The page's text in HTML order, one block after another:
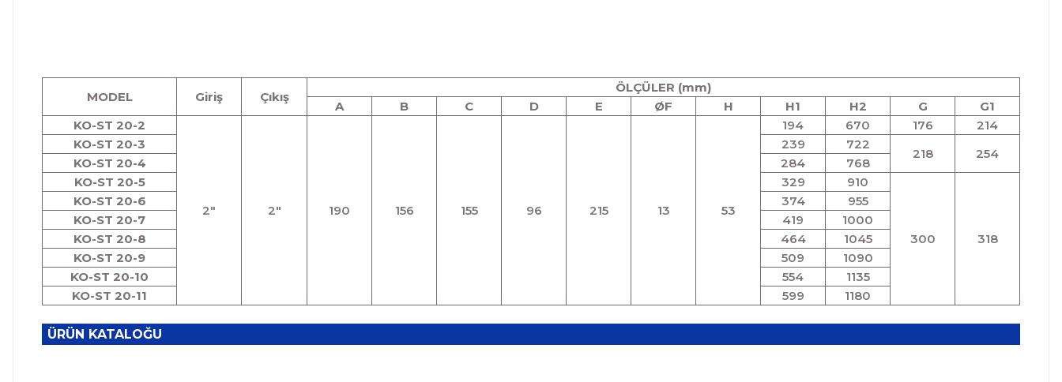
MODEL Giriş Çıkış
ÖLÇÜLER (mm)
A
B C D E ØF H H1 H2 G
G1
KO-ST 20-2
2" 2" 190 156 155 96 215 13 53
194 670 176
214
KO-ST 20-3
239 722
218 254
KO-ST 20-4 284
768
KO-ST 20-5
329 910
300 318
KO-ST 20-6 374
955
KO-ST 20-7
419
1000
KO-ST 20-8
464
1045
KO-ST 20-9
509
1090
KO-ST 20-10
554
1135
KO-ST 20-11
599 1180
ÜRÜN KATALOĞU